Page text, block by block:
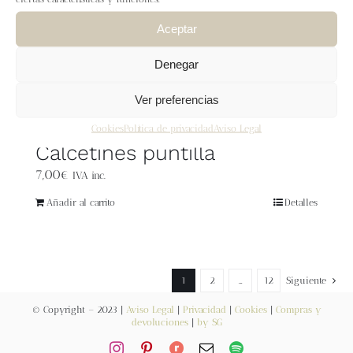
Aceptar
Denegar
Ver preferencias
CookiesPolítica de privacidad Aviso Legal
Newsletter
Carrito
Calcetines puntilla
7,00€ IVA inc.
Añadir al carrito Detalles
1 2 … 12 Siguiente
© Copyright – 2023 | Aviso Legal Privacidad Cookies| Compras y
devoluciones| by SG